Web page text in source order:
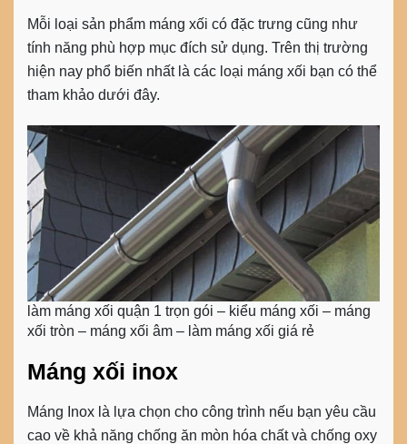
Mỗi loại sản phẩm máng xối có đặc trưng cũng như
tính năng phù hợp mục đích sử dụng. Trên thị trường
hiện nay phổ biến nhất là các loại máng xối bạn có thể
tham khảo dưới đây.
làm máng xối quận 1 trọn gói – kiểu máng xối – máng
xối tròn – máng xối âm – làm máng xối giá rẻ
Máng xối inox
Máng Inox là lựa chọn cho công trình nếu bạn yêu cầu
cao về khả năng chống ăn mòn hóa chất và chống oxy